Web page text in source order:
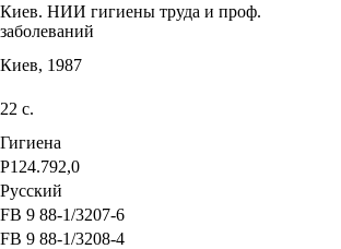
Киев. НИИ гигиены труда и проф.
заболеваний
Киев, 1987
22 с.
Гигиена
Р124.792,0
Русский
FB 9 88-1/3207-6
FB 9 88-1/3208-4